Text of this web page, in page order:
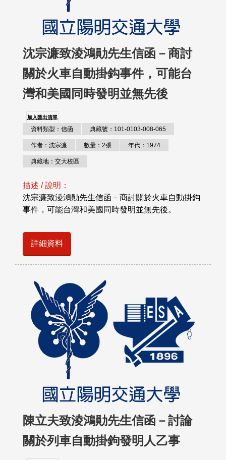
沈宗濂致淩鴻勛先生信函－商討
關於火車自動掛鈎事件，可能台
灣和美國同時發明並無先後
加入匯出清單
資料類型：信函 典藏號：101-0103-008-065
作者：沈宗濂 數量：2張 年代：1974
典藏地：交大校區
描述 / 說明：
沈宗濂致淩鴻勛先生信函－商討關於火車自動掛鈎
事件，可能台灣和美國同時發明並無先後。
詳細資料
陳立夫致淩鴻勛先生信函－討論
關於列車自動掛鉤發明人乙事